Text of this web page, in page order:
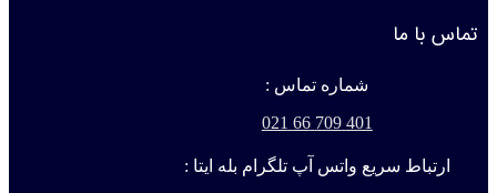
تماس با ما
شماره تماس :
401 709 66 021
ارتباط سریع واتس آپ تلگرام بله ایتا :